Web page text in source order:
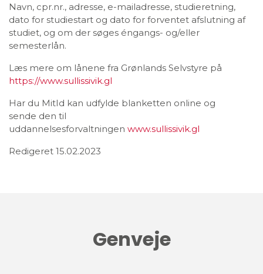
Navn, cpr.nr., adresse, e-mailadresse, studieretning,
dato for studiestart og dato for forventet afslutning af
studiet, og om der søges éngangs- og/eller
semesterlån.
Læs mere om lånene fra Grønlands Selvstyre på
https://www.sullissivik.gl
Har du MitId kan udfylde blanketten online og
sende den til
uddannelsesforvaltningen www.sullissivik.gl
Redigeret 15.02.2023
Genveje